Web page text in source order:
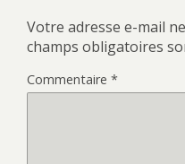
Votre adresse e-mail
champs obligatoires
Commentaire *